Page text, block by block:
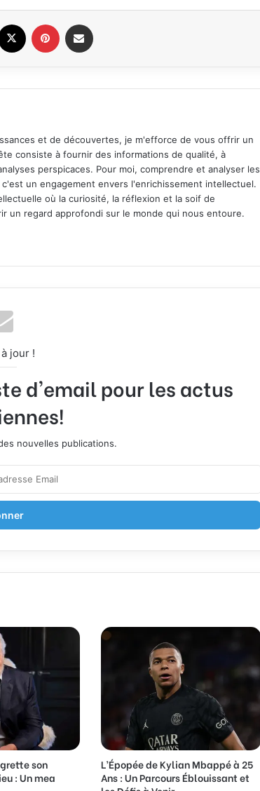
et de découvertes, je m'efforce de vous offrir un
consiste à fournir des informations de qualité, à
perspicaces. Pour moi, comprendre et analyser les
un engagement envers l'enrichissement intellectuel.
où la curiosité, la réflexion et la soif de
un regard approfondi sur le monde qui nous entoure.
jour !
d'email pour les actus
nouvelles publications.
son
: Un mea
L’Épopée de Kylian Mbappé à 25
Ans : Un Parcours Éblouissant et